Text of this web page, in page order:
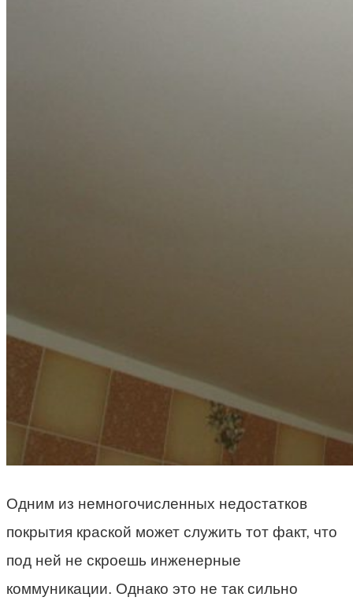
Одним из немногочисленных недостатков
покрытия краской может служить тот факт, что
под ней не скроешь инженерные
коммуникации. Однако это не так сильно